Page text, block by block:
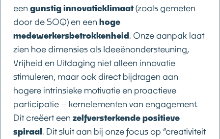
een gunstig innovatieklimaat(zoals gemeten
door de SOQ) en een hoge
medewerkersbetrokkenheid. Onze aanpak laat
zien hoe dimensies als Ideeënondersteuning,
Vrijheid en Uitdaging niet alleen innovatie
stimuleren, maar ook direct bijdragen aan
hogere intrinsieke motivatie en proactieve
participatie – kernelementen van engagement.
Dit creëert een zelfversterkende positieve
spiraal. Dit sluit aan bij onze focus op “creativiteit